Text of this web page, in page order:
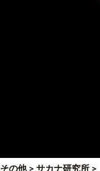
その他> サカナ研究所 >